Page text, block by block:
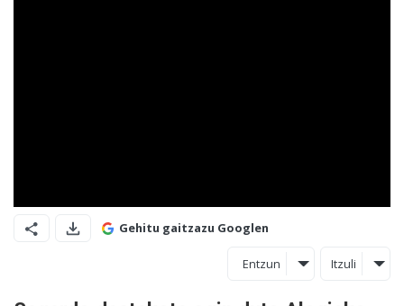
Gehitu gaitzazu Googlen
Entzun Itzuli